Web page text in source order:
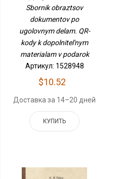
Уголовным Делам. QR-
Дополнительным
Материалам В Подарок
Sbornik obraztsov
dokumentov po
ugolovnym delam. QR-
kody k dopolnitel'nym
materialam v podarok
Артикул: 1528948
$10.52
Доставка за 14–20 дней
КУПИТЬ